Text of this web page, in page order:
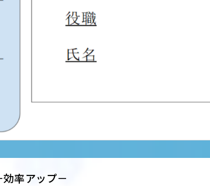
率アップ－